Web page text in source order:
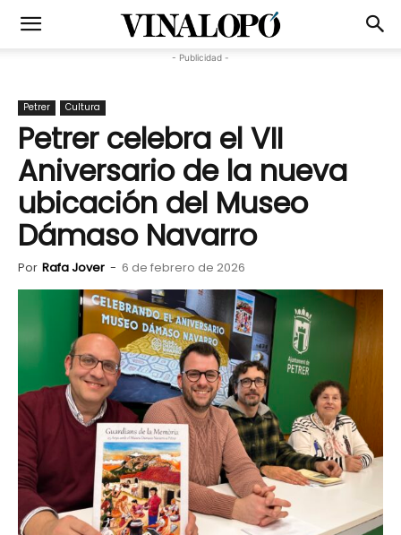
- Publicidad -
Petrer Cultura
Petrer celebra el VII
Aniversario de la nueva
ubicación del Museo
Dámaso Navarro
Por Rafa Jover - 6 de febrero de 2026